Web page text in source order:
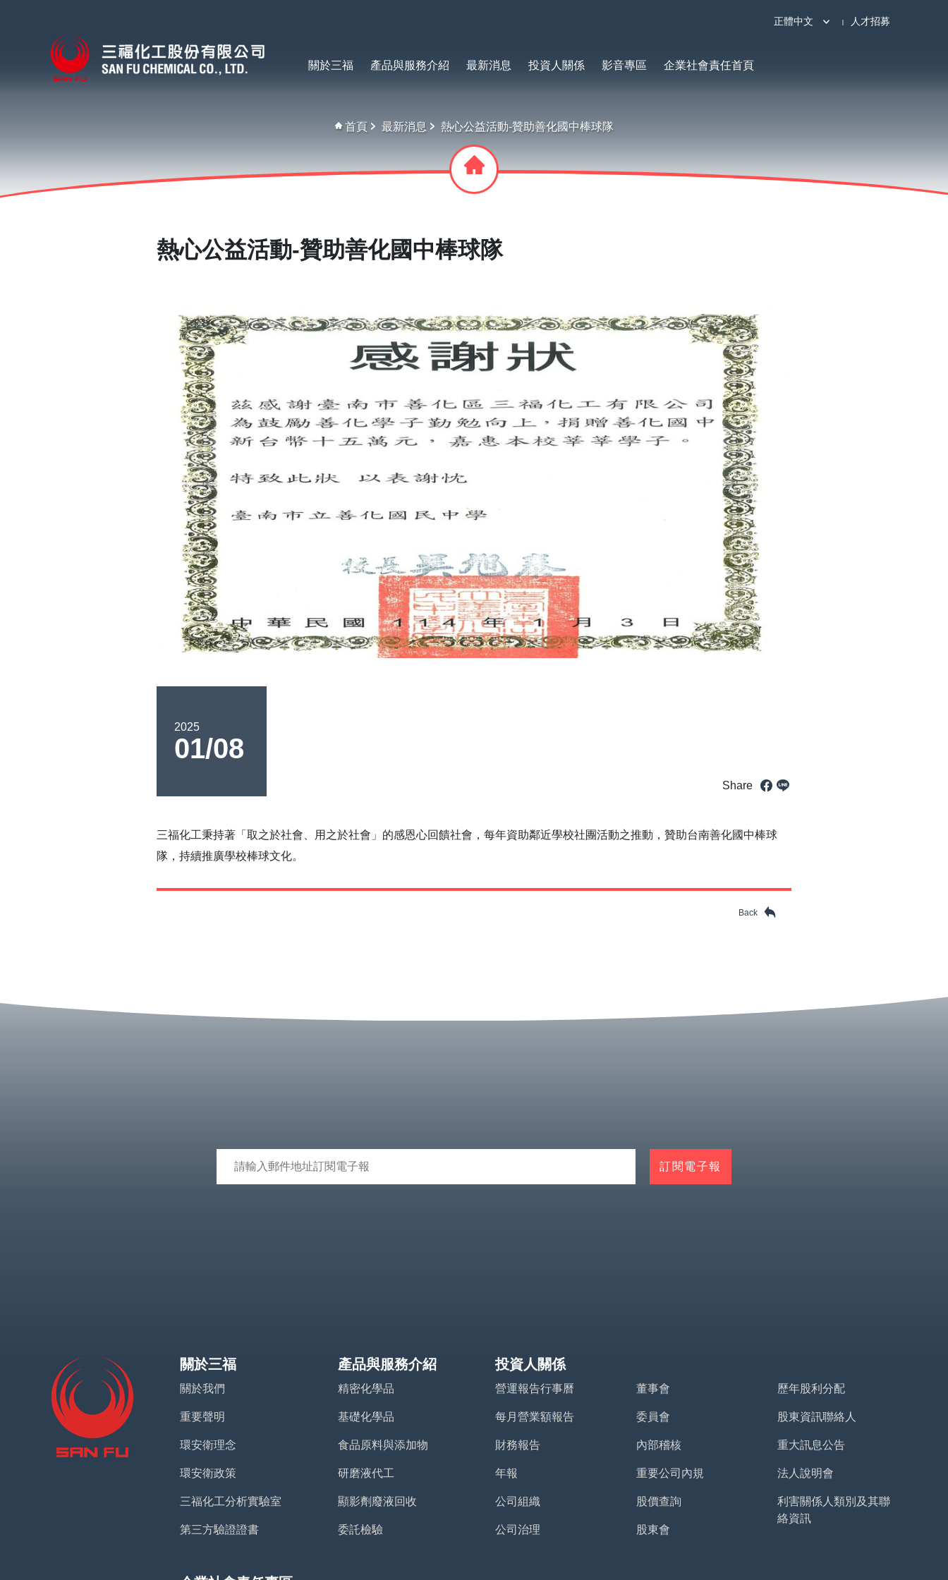
關於三福 產品與服務介紹 最新消息 投資人關係 影音專區 企業社會責任首頁
正體中文 人才招募
首頁 最新消息 熱心公益活動-贊助善化國中棒球隊
熱心公益活動-贊助善化國中棒球隊
2025
01/08
Share
三福化工秉持著「取之於社會、用之於社會」的感恩心回饋社會，每年資助鄰近學校社團活動之推動，贊助台南善化國中棒球
隊，持續推廣學校棒球文化。
Back
關於三福
關於我們
重要聲明
環安衛理念
環安衛政策
三福化工分析實驗室
第三方驗證證書
產品與服務介紹
精密化學品
基礎化學品
食品原料與添加物
研磨液代工
顯影劑廢液回收
委託檢驗
投資人關係
營運報告行事曆
每月營業額報告
財務報告
年報
公司組織
公司治理
董事會
委員會
內部稽核
重要公司內規
股價查詢
股東會
歷年股利分配
股東資訊聯絡人
重大訊息公告
法人說明會
利害關係人類別及其聯
絡資訊